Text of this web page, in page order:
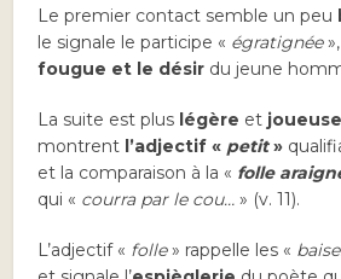
Le premier contact semble un peu
le signale le participe « égratignée
fougue et le désir du jeune
La suite est plus légère et joueuse
montrent l’adjectif « petit»
et la comparaison à la « folle
qui « courra par le cou…» (v. 11).
L’adjectif « folle» rappelle les «